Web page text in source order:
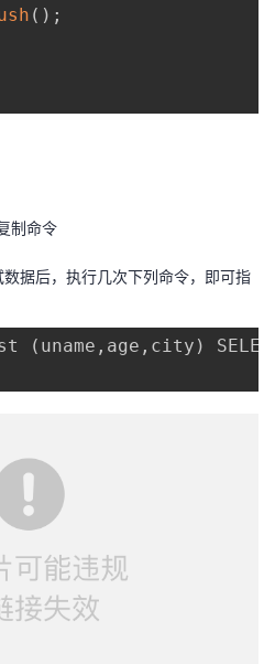
( ) ;
制命令
据后，执行几次下列命令，即可指
( uname , age , city )